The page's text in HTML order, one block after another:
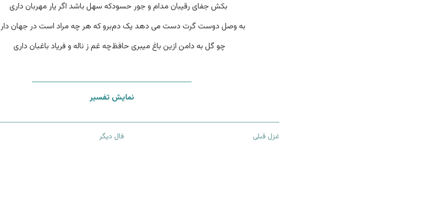
بکش جفای رقیبان مدام و جور حسودکه سهل باشد اگر یار مهربان داری
به وصل دوست گرت دست می دهد یک دمبرو که هر چه مراد است در جهان
چو گل به دامن ازین باغ میبری حافظچه غم ز ناله و فریاد باغبان داری
نمایش تفسیر
غزل قبلی فال دیگر